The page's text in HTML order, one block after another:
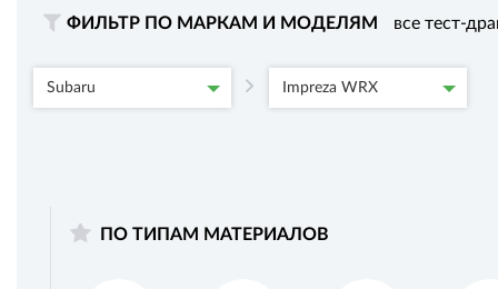
ФИЛЬТР ПО МАРКАМ И МОДЕЛЯМ все тест-
Subaru Impreza WRX
ПО ТИПАМ МАТЕРИАЛОВ